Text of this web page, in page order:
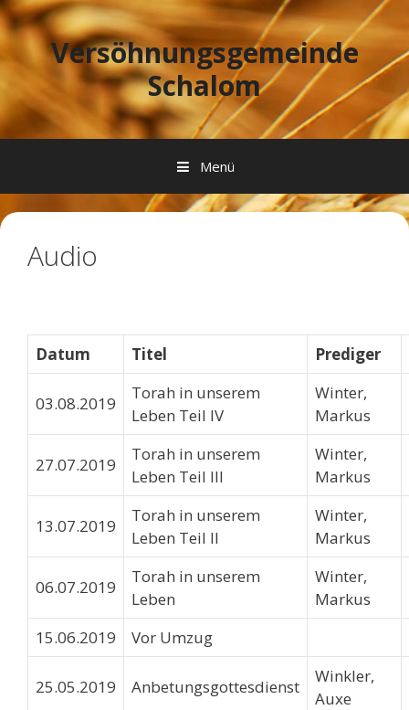
Springe zum Inhalt
Versöhnungsgemeinde
Schalom
Menü
Audio
Datum Titel Prediger
03.08.2019
Torah in unserem
Leben Teil lV
Winter,
Markus
27.07.2019
Torah in unserem
Leben Teil lll
Winter,
Markus
13.07.2019
Torah in unserem
Leben Teil II
Winter,
Markus
06.07.2019
Torah in unserem
Leben
Winter,
Markus
15.06.2019
Vor Umzug
25.05.2019 Anbetungsgottesdienst
Winkler,
Auxe